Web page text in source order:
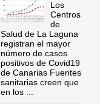
Los
Centros
de
Salud de La Laguna
registran el mayor
número de casos
positivos de Covid19
de Canarias Fuentes
sanitarias creen que
en los ...